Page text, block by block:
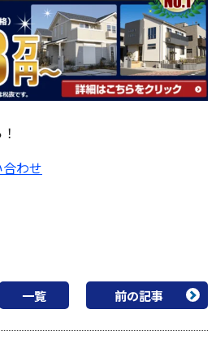
わせ
一覧 前の記事